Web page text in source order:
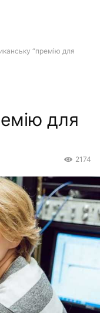
“премію для
для
2174